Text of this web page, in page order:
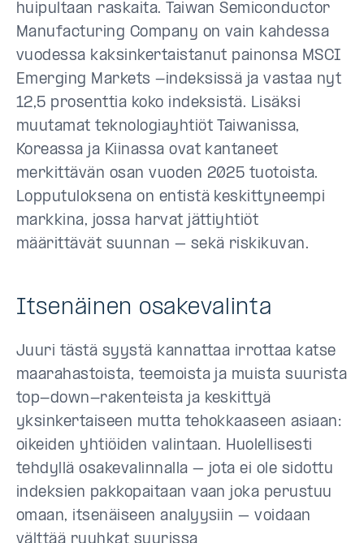
huipultaan raskaita. Taiwan Semiconductor
Manufacturing Company on vain kahdessa
vuodessa kaksinkertaistanut painonsa MSCI
Emerging Markets -indeksissä ja vastaa nyt
12,5 prosenttia koko indeksistä. Lisäksi
muutamat teknologiayhtiöt Taiwanissa,
Koreassa ja Kiinassa ovat kantaneet
merkittävän osan vuoden 2025 tuotoista.
Lopputuloksena on entistä keskittyneempi
markkina, jossa harvat jättiyhtiöt
määrittävät suunnan – sekä riskikuvan.
Itsenäinen osakevalinta
Juuri tästä syystä kannattaa irrottaa katse
maarahastoista, teemoista ja muista suurista
top-down-rakenteista ja keskittyä
yksinkertaiseen mutta tehokkaaseen asiaan:
oikeiden yhtiöiden valintaan. Huolellisesti
tehdyllä osakevalinnalla – jota ei ole sidottu
indeksien pakkopaitaan vaan joka perustuu
omaan, itsenäiseen analyysiin – voidaan
välttää ruuhkat suurissa